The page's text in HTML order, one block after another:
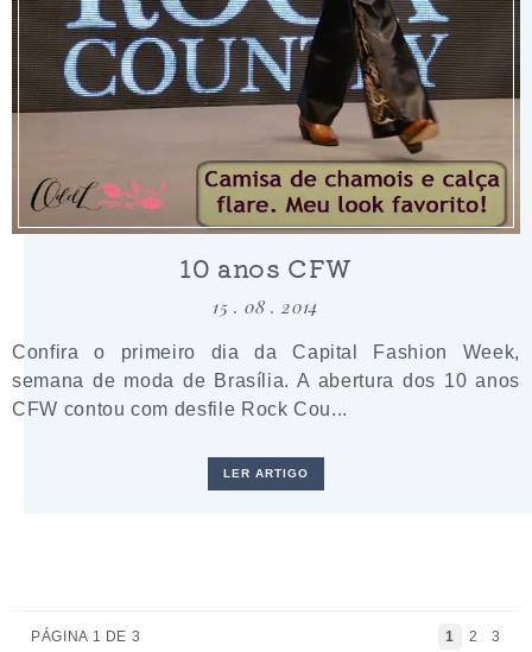
10 anos CFW
15 . 08 . 2014
Confira o primeiro dia da Capital Fashion Week,
semana de moda de Brasília. A abertura dos 10 anos
CFW contou com desfile Rock Cou...
LER ARTIGO
PÁGINA 1 DE 3 1 2 3